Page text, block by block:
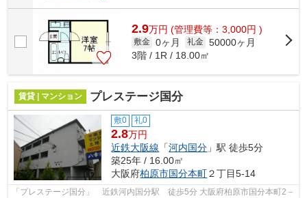
2.9万円 (管理費等：3,000円 )
敷金 0ヶ月 礼金 50000ヶ月
3階 / 1R / 18.00㎡
賃貸 | マンション プレステージ国分
敷0 礼0
2.8万円
近鉄大阪線 「河内国分 」駅 徒歩5分
築25年 / 16.00㎡
大阪府柏原市国分本町２丁目5-14
「プレステージ国分」 近鉄河内国分駅 徒歩5分 大阪府柏原市国分本町2－